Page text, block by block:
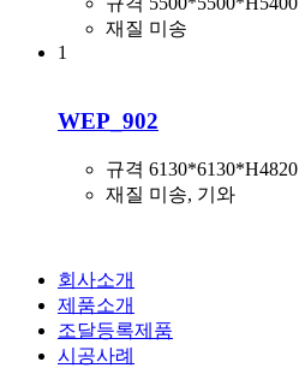
재질 미송
1
WEP_902
규격 6130*6130*H4820
재질 미송, 기와
회사소개
제품소개
조달등록제품
시공사례